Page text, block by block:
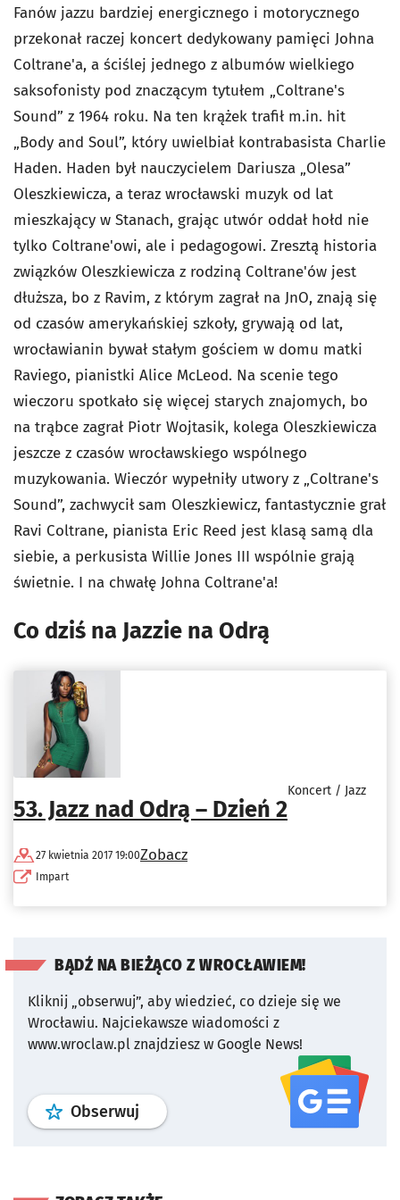
Fanów jazzu bardziej energicznego i motorycznego
przekonał raczej koncert dedykowany pamięci Johna
Coltrane'a, a ściślej jednego z albumów wielkiego
saksofonisty pod znaczącym tytułem „Coltrane's
Sound” z 1964 roku. Na ten krążek trafił m.in. hit
„Body and Soul”, który uwielbiał kontrabasista Charlie
Haden. Haden był nauczycielem Dariusza „Olesa”
Oleszkiewicza, a teraz wrocławski muzyk od lat
mieszkający w Stanach, grając utwór oddał hołd nie
tylko Coltrane'owi, ale i pedagogowi. Zresztą historia
związków Oleszkiewicza z rodziną Coltrane'ów jest
dłuższa, bo z Ravim, z którym zagrał na JnO, znają się
od czasów amerykańskiej szkoły, grywają od lat,
wrocławianin bywał stałym gościem w domu matki
Raviego, pianistki Alice McLeod. Na scenie tego
wieczoru spotkało się więcej starych znajomych, bo
na trąbce zagrał Piotr Wojtasik, kolega Oleszkiewicza
jeszcze z czasów wrocławskiego wspólnego
muzykowania. Wieczór wypełniły utwory z „Coltrane's
Sound”, zachwycił sam Oleszkiewicz, fantastycznie grał
Ravi Coltrane, pianista Eric Reed jest klasą samą dla
siebie, a perkusista Willie Jones III wspólnie grają
świetnie. I na chwałę Johna Coltrane'a!
Co dziś na Jazzie na Odrą
53. Jazz nad Odrą – Dzień 2
Koncert / Jazz
27 kwietnia 2017 19:00
Impart
Zobacz
BĄDŹ NA BIEŻĄCO Z WROCŁAWIEM!
Kliknij „obserwuj”, aby wiedzieć, co dzieje się we
Wrocławiu. Najciekawsze wiadomości z
www.wroclaw.pl znajdziesz w Google News!
Obserwuj profil serwisu